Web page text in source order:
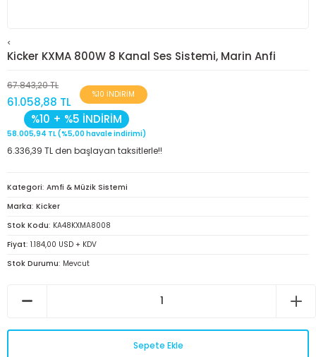
<
Kicker KXMA 800W 8 Kanal Ses Sistemi, Marin Anfi
67.843,20 TL
61.058,88 TL
%10 İNDİRİM
%10 + %5 İNDİRİM
58.005,94 TL (%5,00 havale indirimi)
6.336,39 TL den başlayan taksitlerle!!
Kategori Amfi & Müzik Sistemi
Marka Kicker
Stok Kodu KA48KXMA8008
Fiyat 1.184,00 USD + KDV
Stok Durumu Mevcut
Sepete Ekle